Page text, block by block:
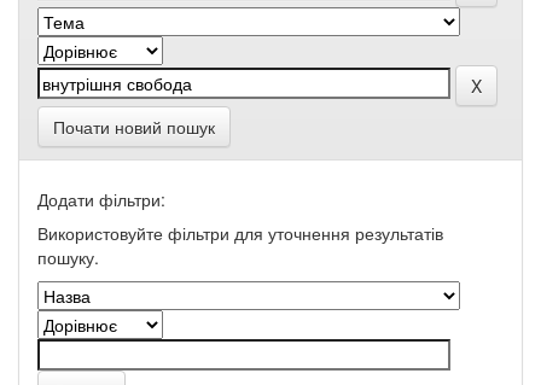
Почати новий пошук
Додати фільтри:
Використовуйте фільтри для уточнення результатів
пошуку.